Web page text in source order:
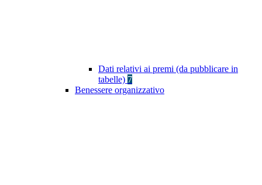
Dati relativi ai premi (da pubblicare in
tabelle) 7
Benessere organizzativo